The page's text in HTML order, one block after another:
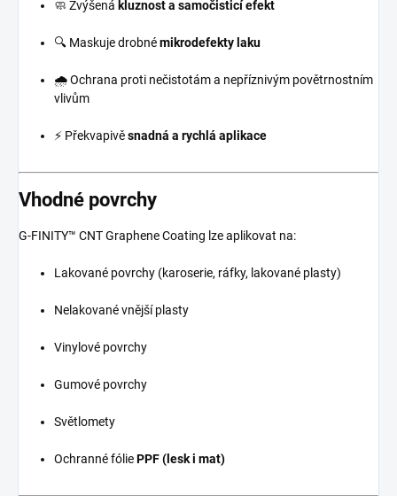
🧼 Zvýšená kluznost a samočisticí efekt
🔍 Maskuje drobnémikrodefekty laku
🌧️ Ochrana proti nečistotám a nepříznivým povětrnostním
vlivům
⚡ Překvapivěsnadná a rychlá aplikace
Vhodné povrchy
G-FINITY™ CNT Graphene Coating lze aplikovat na:
Lakované povrchy (karoserie, ráfky, lakované plasty)
Nelakované vnější plasty
Vinylové povrchy
Gumové povrchy
Světlomety
Ochranné fóliePPF (lesk i mat)